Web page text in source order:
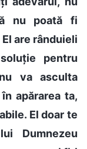
nu poată fi
are rânduieli
pentru
va asculta
apărarea ta,
El doar te
Dumnezeu